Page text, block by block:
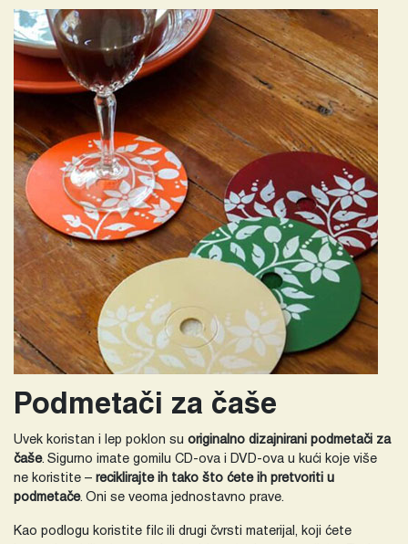
Podmetači za čaše
Uvek koristan i lep poklon su originalno dizajnirani podmetači za
čaše. Sigurno imate gomilu CD-ova i DVD-ova u kući koje više
ne koristite – reciklirajte ih tako što ćete ih pretvoriti u
podmetače. Oni se veoma jednostavno prave.
Kao podlogu koristite filc ili drugi čvrsti materijal, koji ćete